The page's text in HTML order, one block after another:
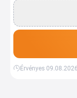
Érvényes